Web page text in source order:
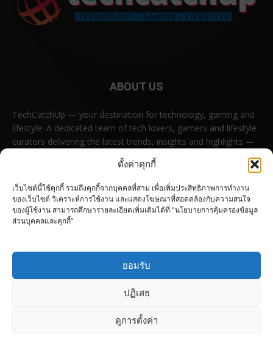
ตั้งค่าคุกกี้
เว็บไซต์นี้ใช้คุกกี้ รวมถึงคุกกี้จากบุคคลที่สาม เพื่อเพิ่มประสิทธิภาพการทำงาน
ของเว็บไซต์ วิเคราะห์การใช้งาน และแสดงโฆษณาที่สอดคล้องกับความสนใจ
ของผู้ใช้งาน สามารถศึกษารายละเอียดเพิ่มเติมได้ที่ “นโยบายการคุ้มครองข้อมูล
ส่วนบุคคลและคุกกี้”
ยอมรับ
ปฏิเสธ
ดูการตั้งค่า
ABOUT US
TechCatchUp — your destination for technology, gaming and
lifestyle. A dedicated team of tech lovers, gamers and lifestyle
curators delivering the latest trends, insights and highlights —
Contact us: contact@techcatchup.net
© Copyright 2023–2026 TechCatchUp All rights reserved.